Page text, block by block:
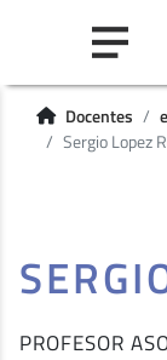
Docentes
Sergio Lopez
PROFESOR